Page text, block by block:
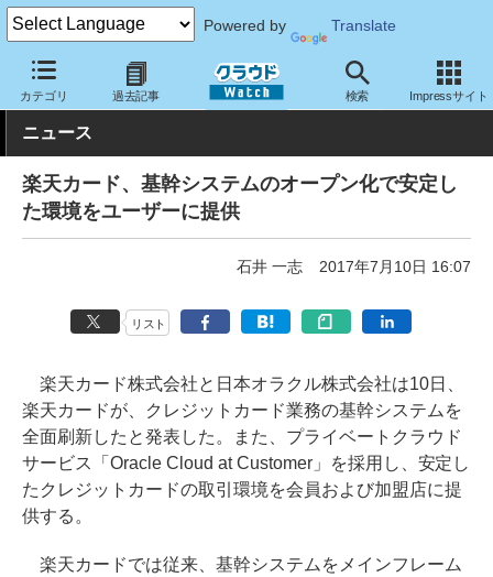
Powered by Translate
カテゴリ 過去記事 検索 Impressサイト
クラウド Watch トピック 導入事例 基幹業務
ニュース
楽天カード、基幹システムのオープン化で安定し
た環境をユーザーに提供
石井 一志 2017年7月10日 16:07
リスト
楽天カード株式会社と日本オラクル株式会社は10日、
楽天カードが、クレジットカード業務の基幹システムを
全面刷新したと発表した。また、プライベートクラウド
サービス「Oracle Cloud at Customer」を採用し、安定し
たクレジットカードの取引環境を会員および加盟店に提
供する。
楽天カードでは従来、基幹システムをメインフレーム